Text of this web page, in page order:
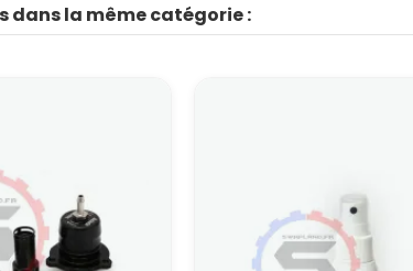
dans la même catégorie :